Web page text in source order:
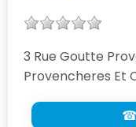
3 Rue Goutte
Provencheres Et
☎